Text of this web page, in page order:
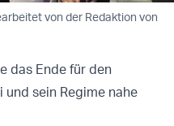
von der Redaktion von
das Ende für den
und sein Regime nahe